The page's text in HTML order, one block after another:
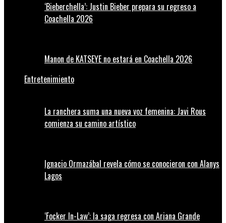
‘Bieberchella’: Justin Bieber prepara su regreso a
Coachella 2026
Manon de KATSEYE no estará en Coachella 2026
Entretenimiento
La ranchera suma una nueva voz femenina: Javi Rous
comienza su camino artístico
Ignacio Ormazábal revela cómo se conocieron con Alanys
Lagos
‘Focker In-Law’: la saga regresa con Ariana Grande